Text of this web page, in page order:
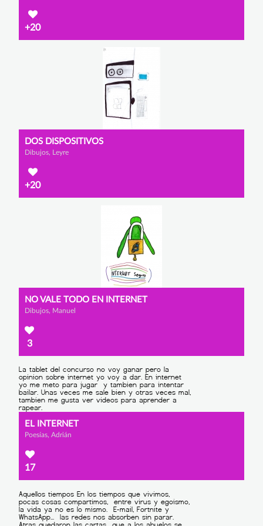
+20
DOS DISPOSITIVOS
Dibujos, Leyre
+20
NO VALE TODO EN INTERNET
Dibujos, Manuel
3
EL INTERNET
Poesías, Adrián
17